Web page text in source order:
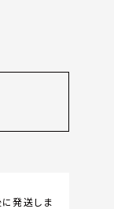
発送しま